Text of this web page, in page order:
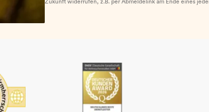
Zukunft widerrufen, z.B. per Abmeldelink am Ende eines